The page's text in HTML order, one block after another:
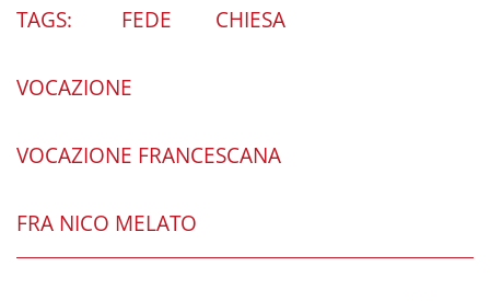
TAGS: FEDE CHIESA
VOCAZIONE
VOCAZIONE FRANCESCANA
FRA NICO MELATO